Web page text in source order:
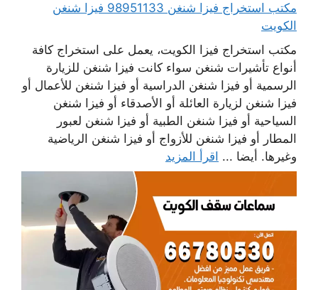
مكتب استخراج فيزا شنغن 98951133 فيزا شنغن
الكويت
مكتب استخراج فيزا الكويت، يعمل على استخراج كافة
أنواع تأشيرات شنغن سواء كانت فيزا شنغن للزيارة
الرسمية أو فيزا شنغن الدراسية أو فيزا شنغن للأعمال أو
فيزا شنغن لزيارة العائلة أو الأصدقاء أو فيزا شنغن
السياحية أو فيزا شنغن الطبية أو فيزا شنغن لعبور
المطار أو فيزا شنغن للأزواج أو فيزا شنغن الرياضية
وغيرها. أيضا ... اقرأ المزيد